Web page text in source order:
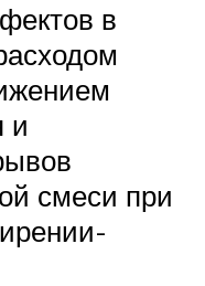
в
и
смеси при